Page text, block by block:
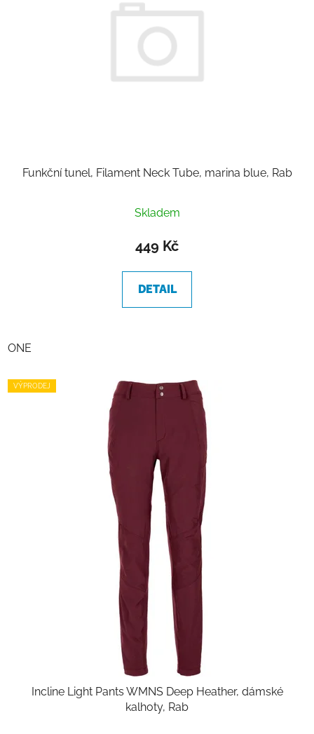
Funkční tunel, Filament Neck Tube, marina blue, Rab
Skladem
449 Kč
DETAIL
ONE
VÝPRODEJ
Incline Light Pants WMNS Deep Heather, dámské
kalhoty, Rab